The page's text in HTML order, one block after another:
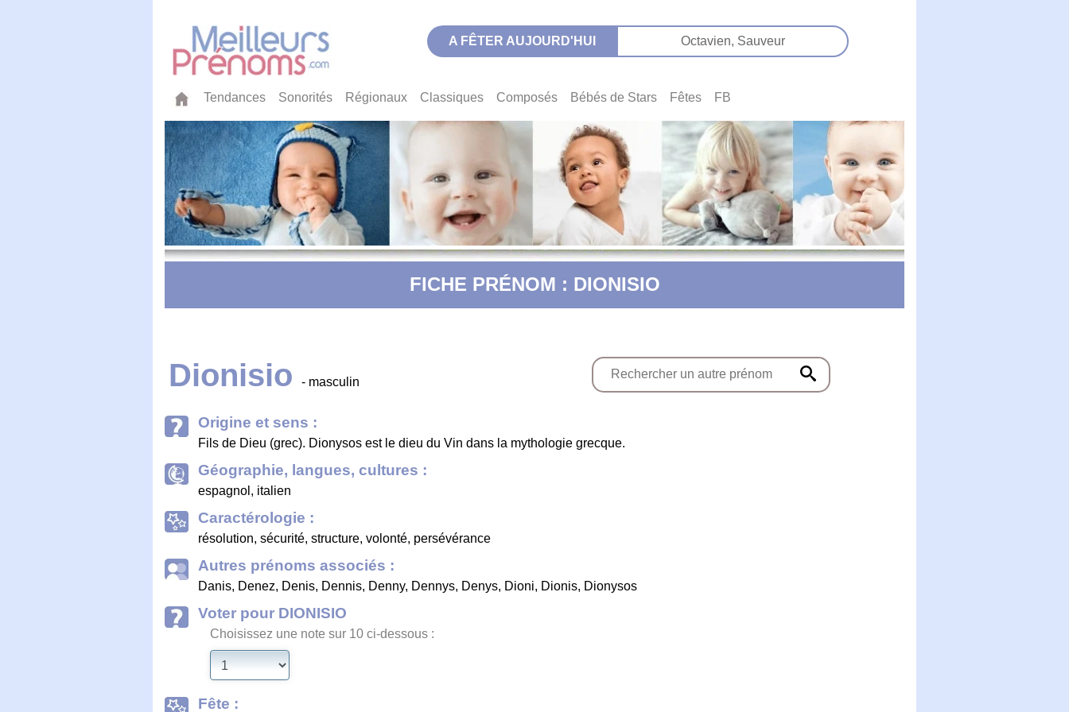
A FÊTER AUJOURD'HUI Octavien, Sauveur
Tendances Sonorités Régionaux Classiques Composés Bébés de Stars Fêtes FB
FICHE PRÉNOM : DIONISIO
Dionisio - masculin
Origine et sens :
Fils de Dieu (grec). Dionysos est le dieu du Vin dans la mythologie grecque.
Géographie, langues, cultures :
espagnol, italien
Caractérologie :
résolution, sécurité, structure, volonté, persévérance
Autres prénoms associés :
Danis, Denez, Denis, Dennis, Denny, Dennys, Denys, Dioni, Dionis, Dionysos
Voter pour DIONISIO
Choisissez une note sur 10 ci-dessous :
Fête :